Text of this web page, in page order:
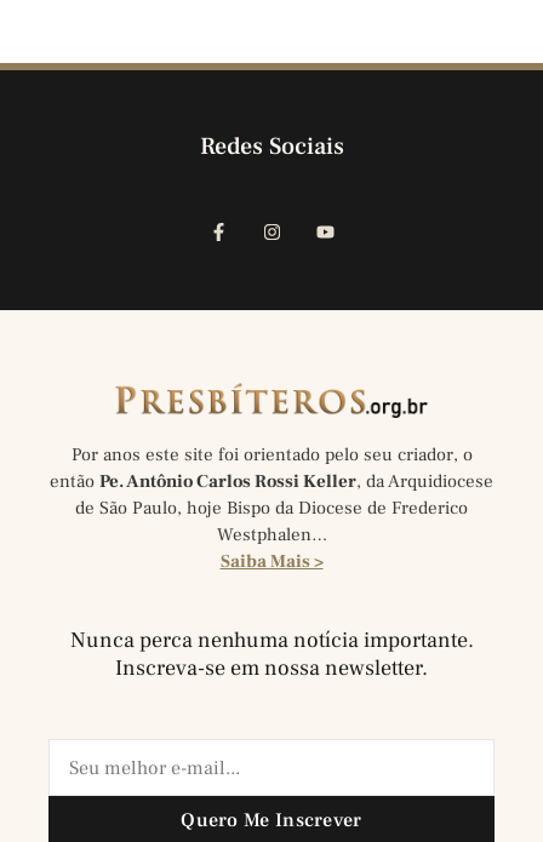
Redes Sociais
Por anos este site foi orientado pelo seu criador, o
então Pe. Antônio Carlos Rossi Keller, da Arquidiocese
de São Paulo, hoje Bispo da Diocese de Frederico
Westphalen…
Saiba Mais >
Nunca perca nenhuma notícia importante.
Inscreva-se em nossa newsletter.
Quero Me Inscrever